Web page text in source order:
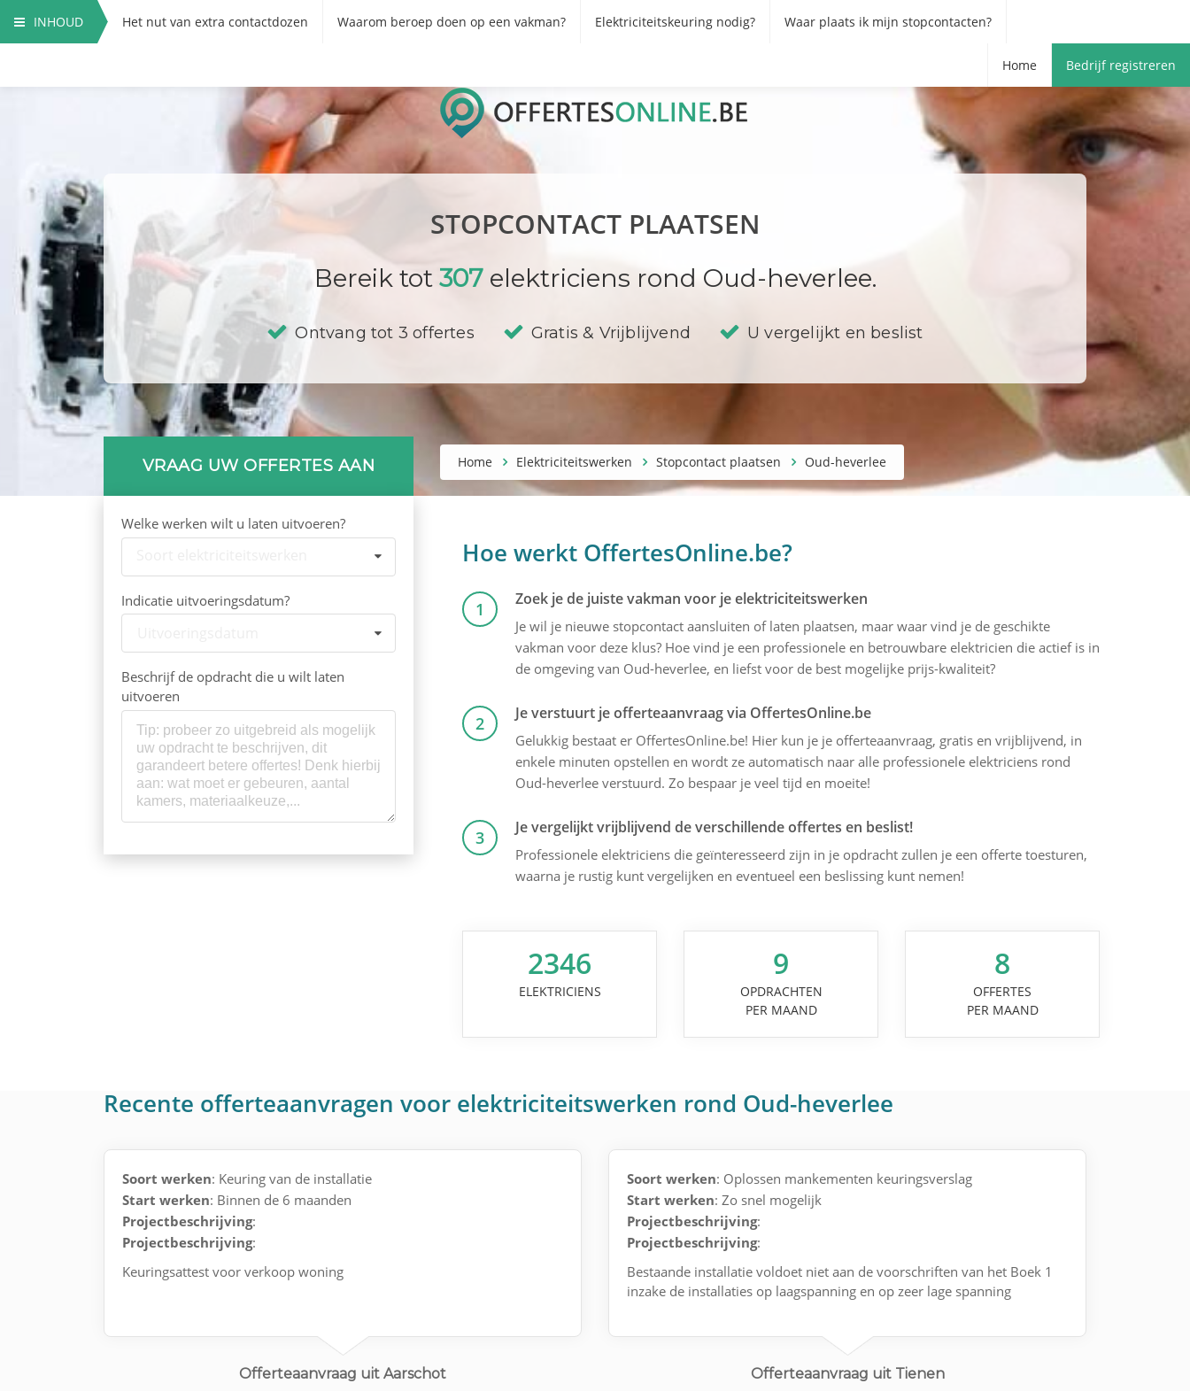
INHOUD Het nut van extra contactdozen Waarom beroep doen op een vakman? Elektriciteitskeuring nodig? Waar plaats ik mijn stopcontacten?
Home Bedrijf registreren
STOPCONTACT PLAATSEN
Bereik tot 307elektriciens rond Oud-heverlee.
Ontvang tot 3 offertes Gratis & Vrijblijvend U vergelijkt en beslist
Home Elektriciteitswerken Stopcontact plaatsen Oud-heverlee
VRAAG UW OFFERTES AAN
Welke werken wilt u laten uitvoeren?
Indicatie uitvoeringsdatum?
Beschrijf de opdracht die u wilt laten
uitvoeren
Hoe werkt OffertesOnline.be?
1 Zoek je de juiste vakman voor je elektriciteitswerken
Je wil je nieuwe stopcontact aansluiten of laten plaatsen, maar waar vind je de geschikte
vakman voor deze klus? Hoe vind je een professionele en betrouwbare elektricien die actief is in
de omgeving van Oud-heverlee, en liefst voor de best mogelijke prijs-kwaliteit?
2 Je verstuurt je offerteaanvraag via OffertesOnline.be
Gelukkig bestaat er OffertesOnline.be! Hier kun je je offerteaanvraag, gratis en vrijblijvend, in
enkele minuten opstellen en wordt ze automatisch naar alle professionele elektriciens rond
Oud-heverlee verstuurd. Zo bespaar je veel tijd en moeite!
3 Je vergelijkt vrijblijvend de verschillende offertes en beslist!
Professionele elektriciens die geïnteresseerd zijn in je opdracht zullen je een offerte toesturen,
waarna je rustig kunt vergelijken en eventueel een beslissing kunt nemen!
2346
ELEKTRICIENS
9
OPDRACHTEN
PER MAAND
8
OFFERTES
PER MAAND
Recente offerteaanvragen voor elektriciteitswerken rond Oud-heverlee
Soort werken: Keuring van de installatie
Start werken: Binnen de 6 maanden
Projectbeschrijving:
Projectbeschrijving:
Keuringsattest voor verkoop woning
Offerteaanvraag uit Aarschot
Soort werken: Oplossen mankementen keuringsverslag
Start werken: Zo snel mogelijk
Projectbeschrijving:
Projectbeschrijving:
Bestaande installatie voldoet niet aan de voorschriften van het Boek 1
inzake de installaties op laagspanning en op zeer lage spanning
Offerteaanvraag uit Tienen